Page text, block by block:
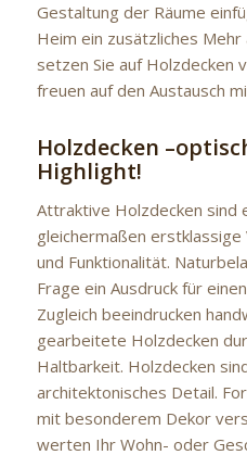
Gestaltung der Räume
Heim ein zusätzliches Mehr
setzen Sie auf Holzdecken
freuen auf den Austausch
Holzdecken
Highlight!
Attraktive Holzdecken sind
gleichermaßen
und Funktionalität.
Frage ein Ausdruck für
Zugleich beeindrucken
gearbeitete Holzdecken
Haltbarkeit. Holzdecken
architektonisches Detail.
mit besonderem Dekor
werten Ihr Wohn- oder